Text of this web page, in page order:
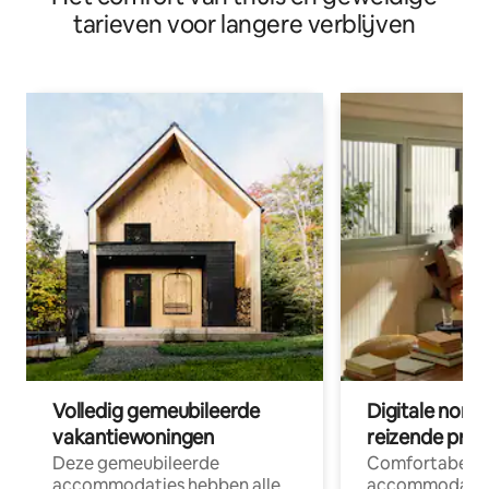
tarieven voor langere verblijven
Volledig gemeubileerde
vakantiewoningen
Deze gemeubileerde
Digitale
reizende
Comfortabele